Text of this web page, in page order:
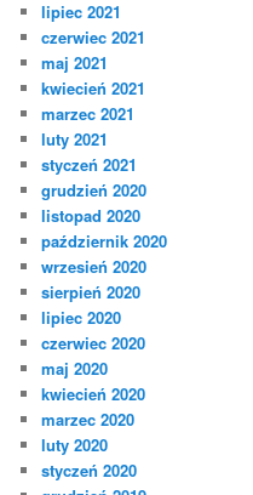
lipiec 2021
czerwiec 2021
maj 2021
kwiecień 2021
marzec 2021
luty 2021
styczeń 2021
grudzień 2020
listopad 2020
październik 2020
wrzesień 2020
sierpień 2020
lipiec 2020
czerwiec 2020
maj 2020
kwiecień 2020
marzec 2020
luty 2020
styczeń 2020